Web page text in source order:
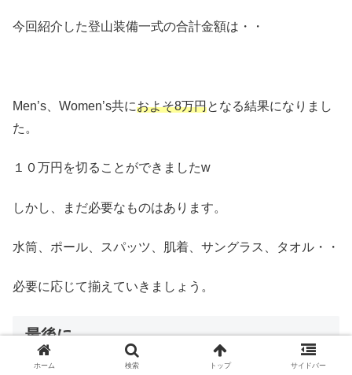
今回紹介した登山装備一式の合計金額は・・
Men’s、Women’s共におよそ8万円となる結果になりまし
た。
１０万円を切ることができましたw
しかし、まだ必要なものはあります。
水筒、ポール、スパッツ、肌着、サングラス、タオル・・
必要に応じて揃えていきましょう。
最後に
ホーム 検索 トップ サイドバー